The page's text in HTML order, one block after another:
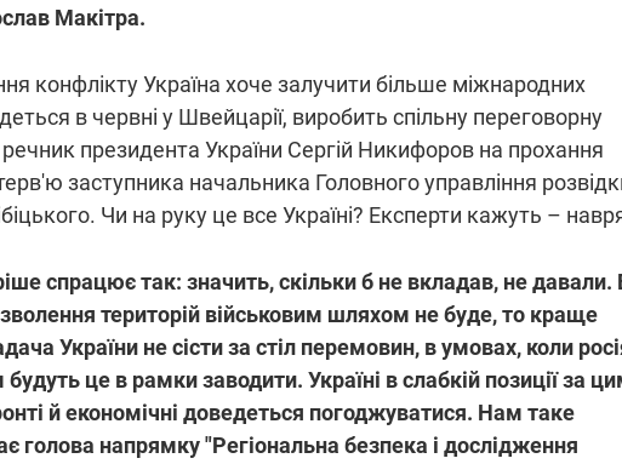
Макітра.
конфлікту Україна хоче залучити більше міжнародних
в червні у Швейцарії, виробить спільну переговорну
речник президента України Сергій Никифоров на прохання
заступника начальника Головного управління
Чи на руку це все Україні? Експерти кажуть –
спрацює так: значить, скільки б не вкладав, не давали.
територій військовим шляхом не буде, то краще
України не сісти за стіл перемовин, в умовах, коли
це в рамки заводити. Україні в слабкій позиції за
й економічні доведеться погоджуватися. Нам таке
голова напрямку "Регіональна безпека і дослідження